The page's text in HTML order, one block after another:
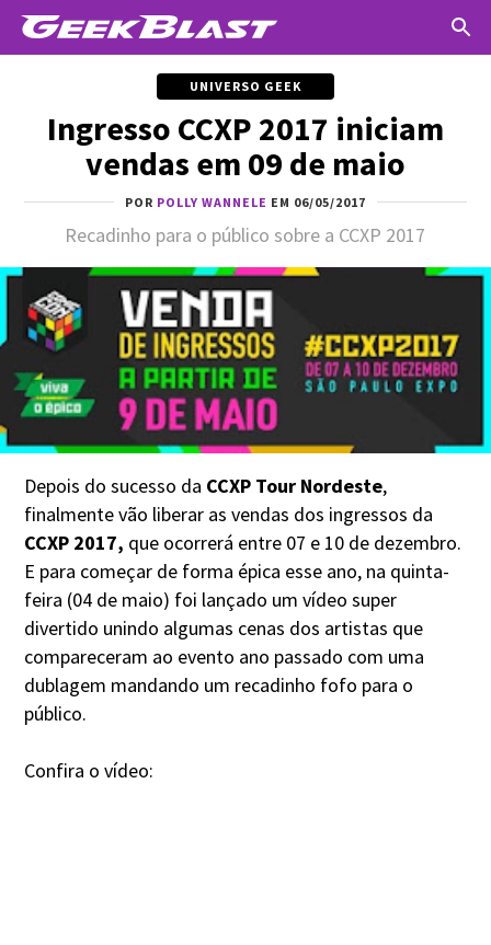
UNIVERSO GEEK
Ingresso CCXP 2017 iniciam
vendas em 09 de maio
POR POLLY WANNELE EM 06/05/2017
Recadinho para o público sobre a CCXP 2017
Depois do sucesso da CCXP Tour Nordeste,
finalmente vão liberar as vendas dos ingressos da
CCXP 2017, que ocorrerá entre 07 e 10 de dezembro.
E para começar de forma épica esse ano, na quinta-
feira (04 de maio) foi lançado um vídeo super
divertido unindo algumas cenas dos artistas que
compareceram ao evento ano passado com uma
dublagem mandando um recadinho fofo para o
público.
Confira o vídeo: